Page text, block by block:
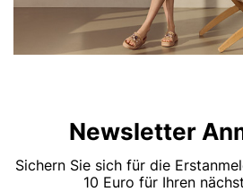
Newsletter
Sichern Sie sich für die
10 Euro für Ihren